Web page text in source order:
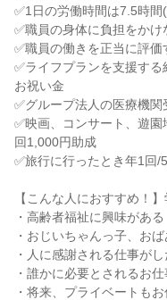
✅1日の労働時間は7.5時
✅職員の身体に負担をか
✅職員の働きを正当に評価
✅ライフプランを支援す
お祝い金
✅グループ法人の医療機
✅映画、コンサート、遊
回1,000円助成
✅旅行に行ったとき年1回
【こんな人におすすめ！
・高齢者福祉に興味がある
・おじいちゃんっ子、お
・人に感謝される仕事がし
・誰かに必要とされるお
・将来、プライベートも